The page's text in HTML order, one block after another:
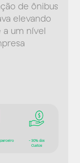
de ônibus
elevando
a um nível
parceiro
- 30% dos
Custos